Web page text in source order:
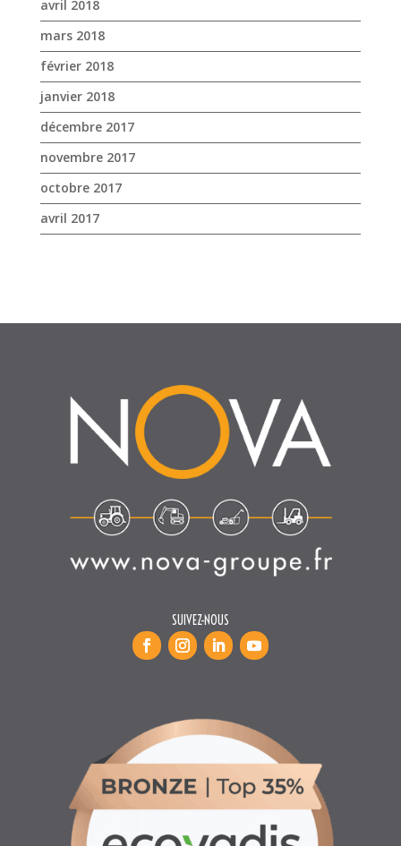
avril 2018
mars 2018
février 2018
janvier 2018
décembre 2017
novembre 2017
octobre 2017
avril 2017
SUIVEZ-NOUS